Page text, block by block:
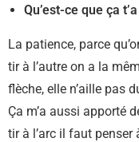
Qu’est-ce que ça
La patience, parce
tir à l’autre on a la
flèche, elle n’aille pas
Ça m’a aussi apporté
tir à l’arc il faut